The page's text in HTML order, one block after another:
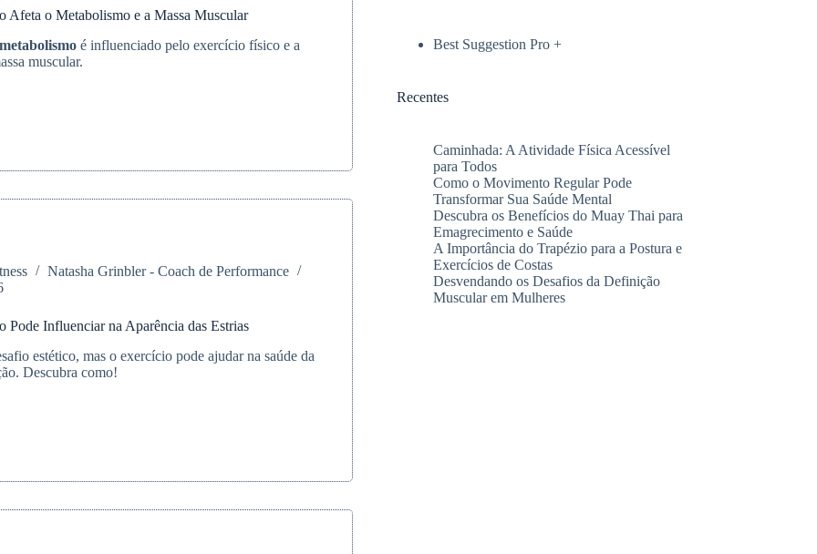
Afeta o Metabolismo e a Massa Muscular
metabolismo é influenciado pelo exercício físico e a
muscular.
Natasha Grinbler - Coach de Performance
Pode Influenciar na Aparência das Estrias
estético, mas o exercício pode ajudar na saúde da
Descubra como!
Best Suggestion Pro +
Recentes
Caminhada: A Atividade Física Acessível
para Todos
Como o Movimento Regular Pode
Transformar Sua Saúde Mental
Descubra os Benefícios do Muay Thai para
Emagrecimento e Saúde
A Importância do Trapézio para a Postura e
Exercícios de Costas
Desvendando os Desafios da Definição
Muscular em Mulheres